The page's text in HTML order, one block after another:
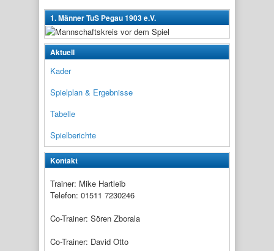
1. Männer TuS Pegau 1903 e.V.
Aktuell
Kader
Spielplan & Ergebnisse
Tabelle
Spielberichte
Kontakt
Trainer: Mike Hartleib
Telefon: 01511 7230246
Co-Trainer: Sören Zborala
Co-Trainer: David Otto